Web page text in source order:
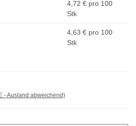
4,72 € pro 100
Stk
4,63 € pro 100
Stk
- Ausland abweichend)